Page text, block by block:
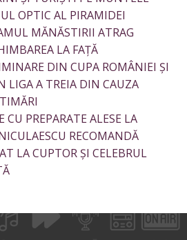
OPTIC AL PIRAMIDEI
MĂNĂSTIRII ATRAG
LA FAȚĂ
DIN CUPA ROMÂNIEI ȘI
LIGA A TREIA DIN CAUZA
CU PREPARATE ALESE LA
RECOMANDĂ
LA CUPTOR ȘI CELEBRUL